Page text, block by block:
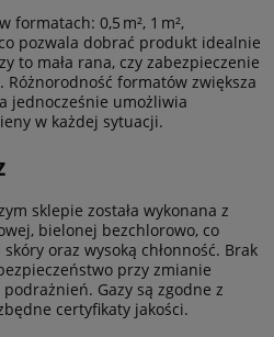
formatach: 0,5 m², 1 m²,
pozwala dobrać produkt idealnie
to mała rana, czy zabezpieczenie
Różnorodność formatów zwiększa
jednocześnie umożliwia
w każdej sytuacji.
sklepie została wykonana z
bielonej bezchlorowo, co
oraz wysoką chłonność. Brak
przy zmianie
Gazy są zgodne z
certyfikaty jakości.